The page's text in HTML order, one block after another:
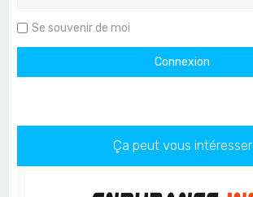
Se souvenir de moi
Ça peut vous intéresser